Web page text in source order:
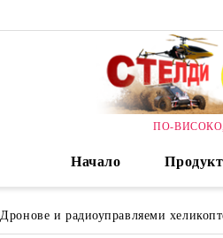
ПО-
Начало
Дронове и радиоуправляеми